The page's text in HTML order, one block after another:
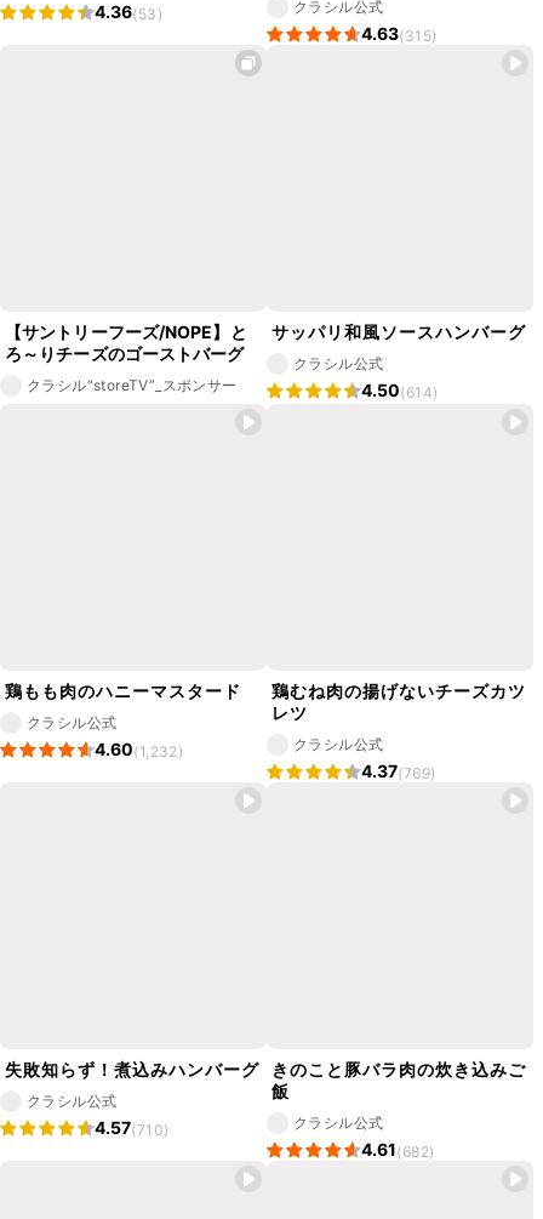
4.36(53) クラシル公式
4.63(315)
【サントリーフーズ/NOPE】と
ろ～りチーズのゴーストバーグ
クラシル“storeTV”_スポンサー
サッパリ和風ソースハンバーグ
クラシル公式
4.50(614)
鶏もも肉のハニーマスタード
クラシル公式
4.60(1,232)
鶏むね肉の揚げないチーズカツ
レツ
クラシル公式
4.37(769)
失敗知らず！煮込みハンバーグ
クラシル公式
4.57(710)
きのこと豚バラ肉の炊き込みご
飯
クラシル公式
4.61(682)